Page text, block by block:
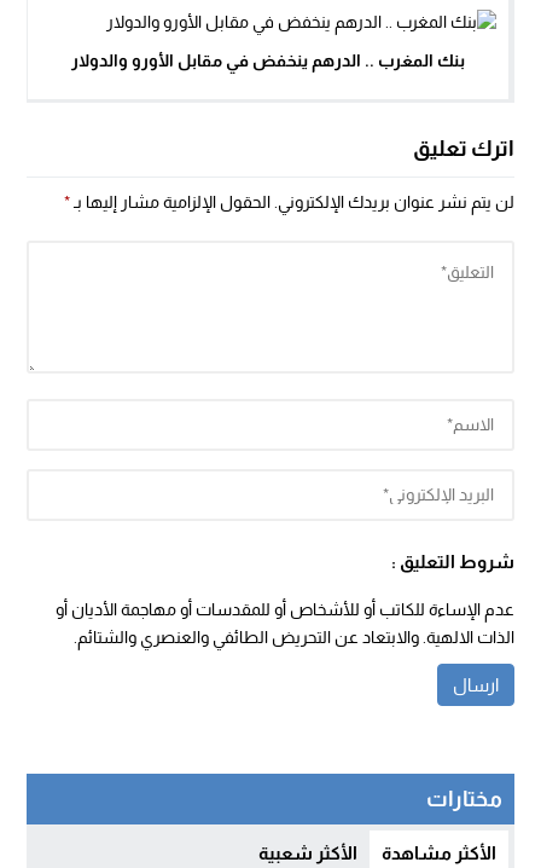
بنك المغرب .. الدرهم ينخفض في مقابل الأورو والدولار
اترك تعليق
لن يتم نشر عنوان بريدك الإلكتروني. الحقول الإلزامية مشار إليها بـ*
شروط التعليق :
عدم الإساءة للكاتب أو للأشخاص أو للمقدسات أو مهاجمة الأديان أو
الذات الالهية. والابتعاد عن التحريض الطائفي والعنصري والشتائم.
مختارات
الأكثر مشاهدة الأكثر شعبية